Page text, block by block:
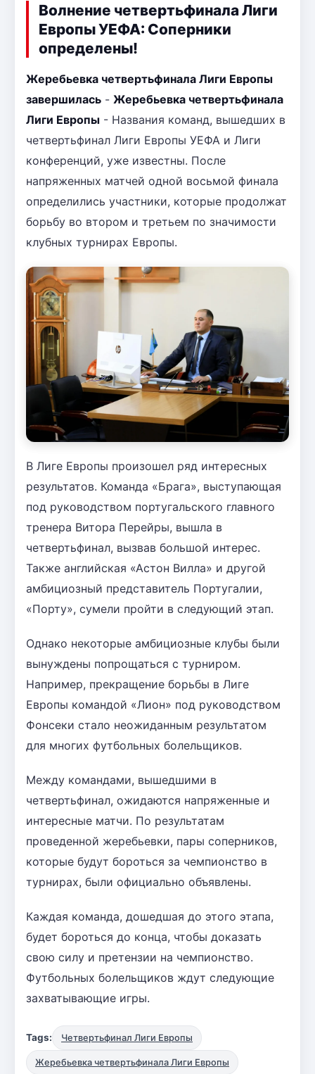
Волнение четвертьфинала Лиги
Европы УЕФА: Соперники
определены!
Жеребьевка четвертьфинала Лиги Европы
завершилась - Жеребьевка четвертьфинала
Лиги Европы - Названия команд, вышедших в
четвертьфинал Лиги Европы УЕФА и Лиги
конференций, уже известны. После
напряженных матчей одной восьмой финала
определились участники, которые продолжат
борьбу во втором и третьем по значимости
клубных турнирах Европы.
В Лиге Европы произошел ряд интересных
результатов. Команда «Брага», выступающая
под руководством португальского главного
тренера Витора Перейры, вышла в
четвертьфинал, вызвав большой интерес.
Также английская «Астон Вилла» и другой
амбициозный представитель Португалии,
«Порту», сумели пройти в следующий этап.
Однако некоторые амбициозные клубы были
вынуждены попрощаться с турниром.
Например, прекращение борьбы в Лиге
Европы командой «Лион» под руководством
Фонсеки стало неожиданным результатом
для многих футбольных болельщиков.
Между командами, вышедшими в
четвертьфинал, ожидаются напряженные и
интересные матчи. По результатам
проведенной жеребьевки, пары соперников,
которые будут бороться за чемпионство в
турнирах, были официально объявлены.
Каждая команда, дошедшая до этого этапа,
будет бороться до конца, чтобы доказать
свою силу и претензии на чемпионство.
Футбольных болельщиков ждут следующие
захватывающие игры.
Tags: Четвертьфинал Лиги Европы
Жеребьевка четвертьфинала Лиги Европы